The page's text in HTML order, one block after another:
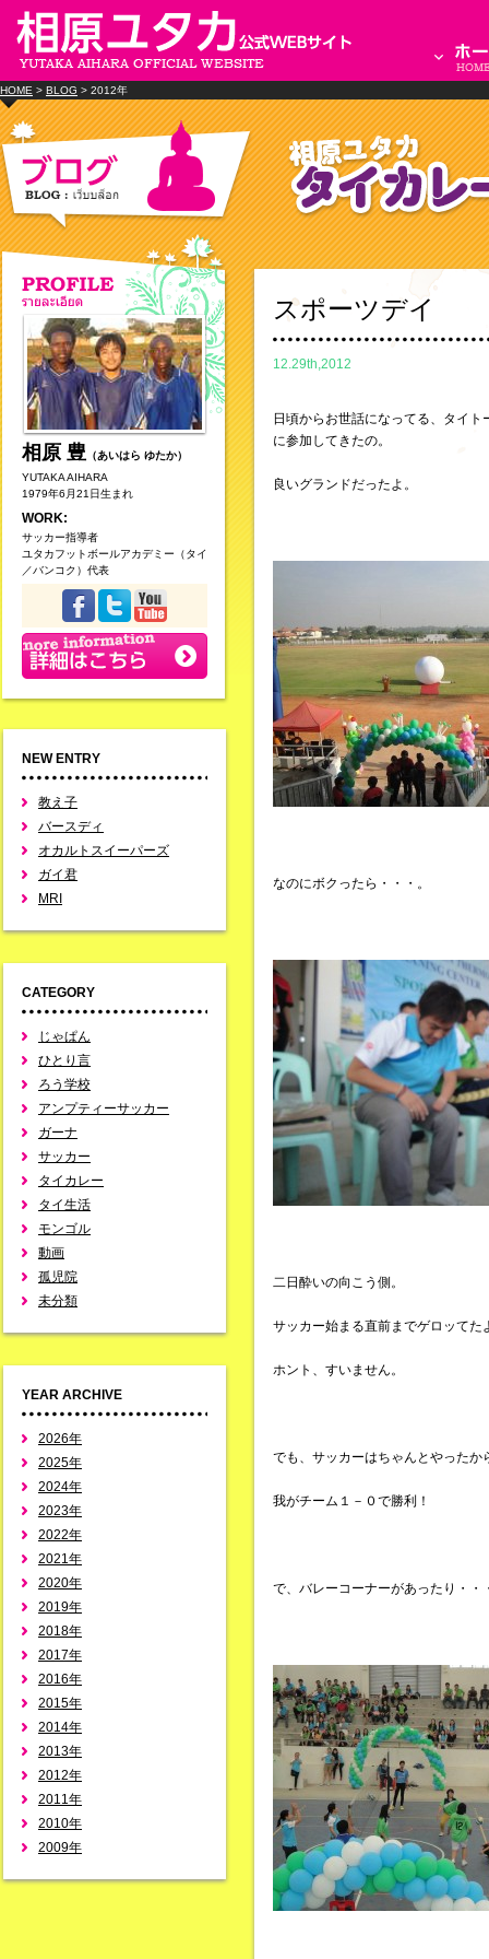
HOME > BLOG > 2012年
相原 豊 （あいはら ゆたか）
YUTAKA AIHARA
1979年6月21日生まれ
WORK:
サッカー指導者
ユタカフットボールアカデミー（タイ
／バンコク）代表
NEW ENTRY
教え子
バースディ
オカルトスイーパーズ
ガイ君
MRI
CATEGORY
じゃぱん
ひとり言
ろう学校
アンプティーサッカー
ガーナ
サッカー
タイカレー
タイ生活
モンゴル
動画
孤児院
未分類
YEAR ARCHIVE
2026年
2025年
2024年
2023年
2022年
2021年
2020年
2019年
2018年
2017年
2016年
2015年
2014年
2013年
2012年
2011年
2010年
2009年
スポーツデイ
12.29th,2012
日頃からお世話になってる、タイ
に参加してきたの。
良いグランドだったよ。
なのにボクったら・・・。
二日酔いの向こう側。
サッカー始まる直前までゲロッてた
ホント、すいません。
でも、サッカーはちゃんとやったか
我がチーム１－０で勝利！
で、バレーコーナーがあったり・・